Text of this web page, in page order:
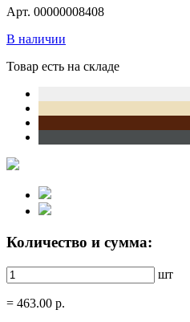
Арт. 00000008408
В наличии
Товар есть на складе
Количество и сумма:
шт
= 463.00 р.